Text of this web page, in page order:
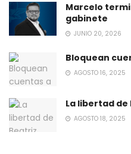
Marcelo
gabinete
JUNIO 20, 2026
Bloquean
AGOSTO 16, 2025
La libertad de
AGOSTO 18, 2025